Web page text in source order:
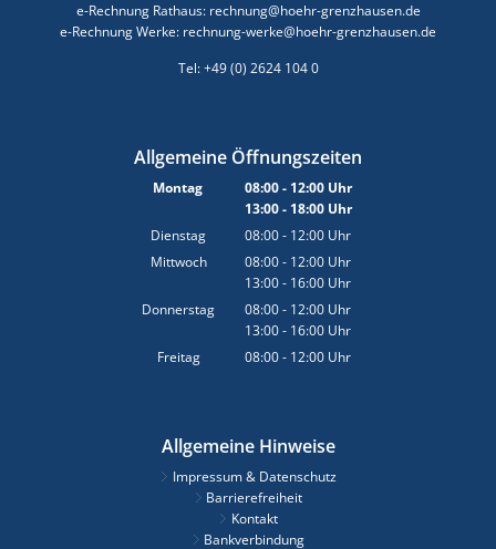
e-Rechnung Rathaus: rechnung@hoehr-grenzhausen.de
e-Rechnung Werke: rechnung-werke@hoehr-grenzhausen.de
Tel: +49 (0) 2624 104 0
Allgemeine Öffnungszeiten
Montag 08:00- 12:00Uhr
Von 08:00 bis 12:00 Uhr
13:00- 18:00Uhr
Von 13:00 bis 18:00 Uhr
Dienstag 08:00- 12:00 Uhr
Von 08:00 bis 12:00 Uhr
Mittwoch 08:00- 12:00 Uhr
Von 08:00 bis 12:00 Uhr
13:00- 16:00 Uhr
Von 13:00 bis 16:00 Uhr
Donnerstag 08:00- 12:00 Uhr
Von 08:00 bis 12:00 Uhr
13:00- 16:00 Uhr
Von 13:00 bis 16:00 Uhr
Freitag 08:00- 12:00 Uhr
Allgemeine Hinweise
Impressum & Datenschutz
Barrierefreiheit
Kontakt
Bankverbindung